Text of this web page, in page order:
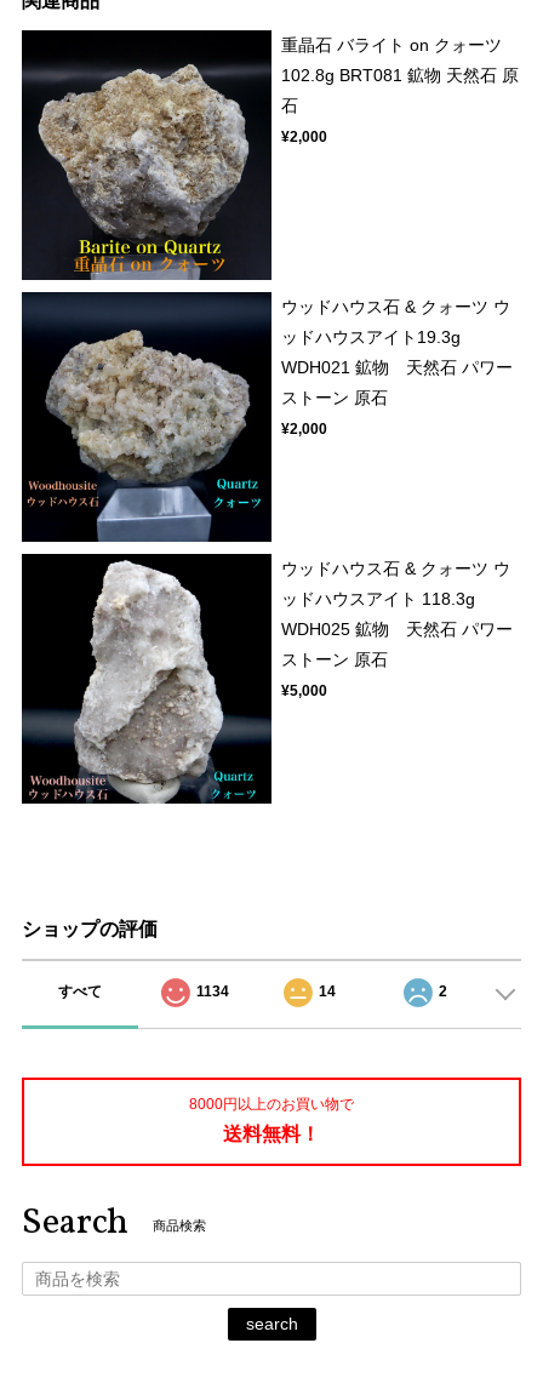
重晶石 バライト on クォーツ
102.8g BRT081 鉱物 天然石 原
石
¥2,000
ウッドハウス石 & クォーツ ウ
ッドハウスアイト19.3g
WDH021 鉱物 天然石 パワー
ストーン 原石
¥2,000
ウッドハウス石 & クォーツ ウ
ッドハウスアイト 118.3g
WDH025 鉱物 天然石 パワー
ストーン 原石
¥5,000
ショップの評価
すべて 1134 14 2
8000円以上のお買い物で
送料無料！
Search 商品検索
search